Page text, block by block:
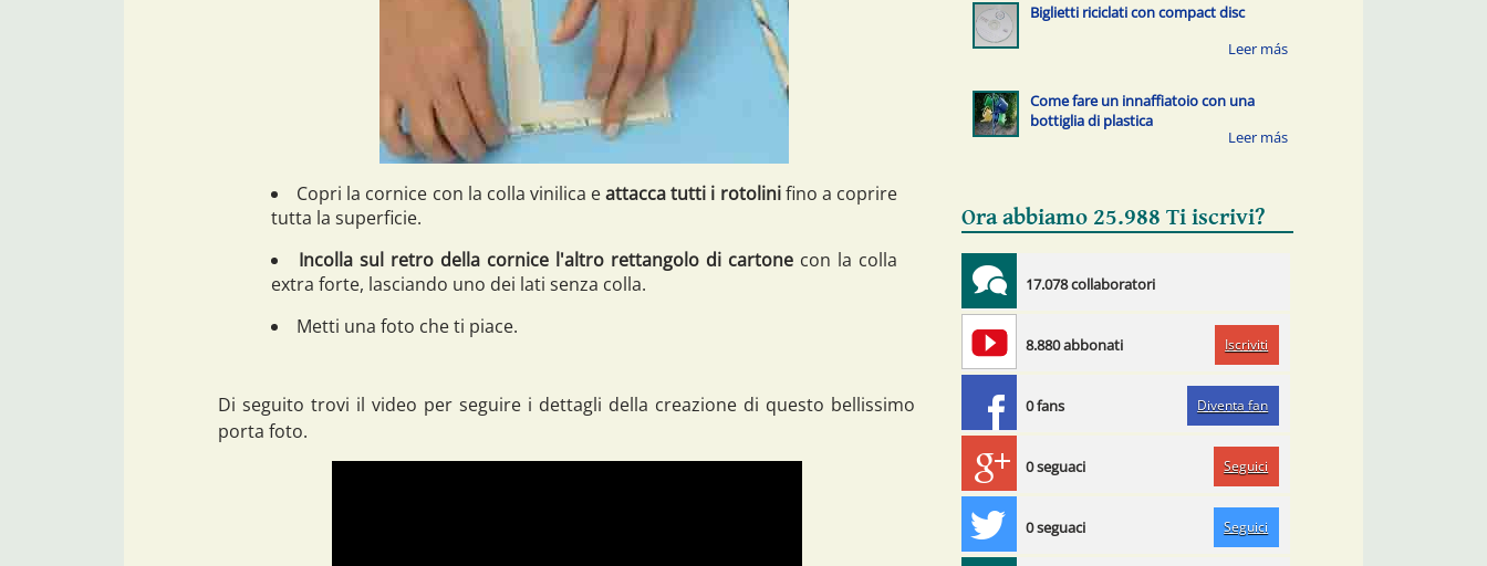
Copri la cornice con la colla vinilica eattacca tutti i rotolinifino a coprire
tutta la superficie.
Incolla sul retro della cornice l'altro rettangolo di cartone con la colla
extra forte, lasciando uno dei lati senza colla.
Metti una foto che ti piace.
Di seguito trovi il video per seguire i dettagli della creazione di questo bellissimo
porta foto.
Biglietti riciclati con compact disc
Come fare un innaffiatoio con una
bottiglia di plastica
Ora abbiamo 25.988 Ti iscrivi?
17.078 collaboratori
8.880 abbonati Iscriviti
0 fans Diventa fan
0 seguaci Seguici
0 seguaci Seguici